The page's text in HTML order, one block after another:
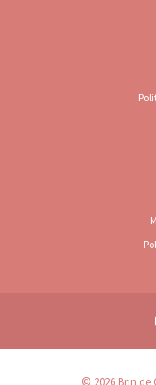
© 2026 Brin de